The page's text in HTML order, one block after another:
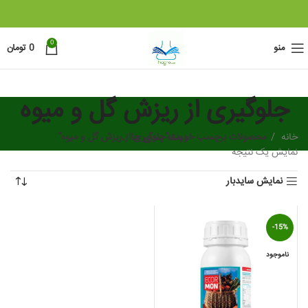
منو 0
0 تومان
جلوگیری از ریزش گل و میوه
دسته بندی ها خانه
محصولات برچسب خورده “جلوگیری از ریزش گل و میوه”
نمایش یک نتیجه
نمایش سایدبار
-15%
ناموجود